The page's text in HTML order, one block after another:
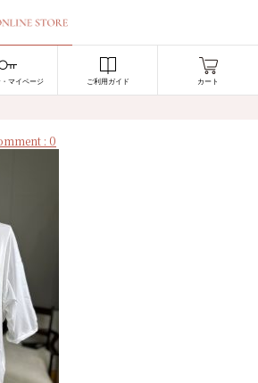
マイページ ご利用ガイド カート
: 0